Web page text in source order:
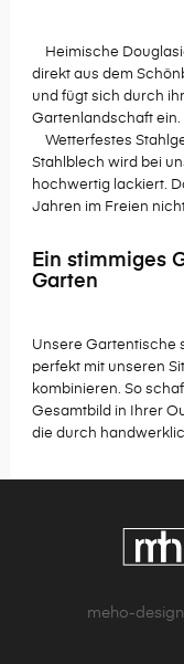
Heimische
direkt aus dem
und fügt sich durch
Gartenlandschaft ein.
Wetterfestes
Stahlblech wird bei
hochwertig lackiert.
Jahren im Freien
Ein stimmiges
Garten
Unsere Gartentische
perfekt mit unseren
kombinieren. So
Gesamtbild in Ihrer
die durch
meho-